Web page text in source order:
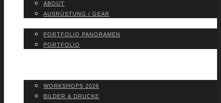
ABOUT
AUS­RÜS­TUNG / GEAR
PORT­FO­LIO PAN­ORA­MEN
PORT­FO­LIO
WORK­SHOPS 2026
BIL­DER & DRU­CKE